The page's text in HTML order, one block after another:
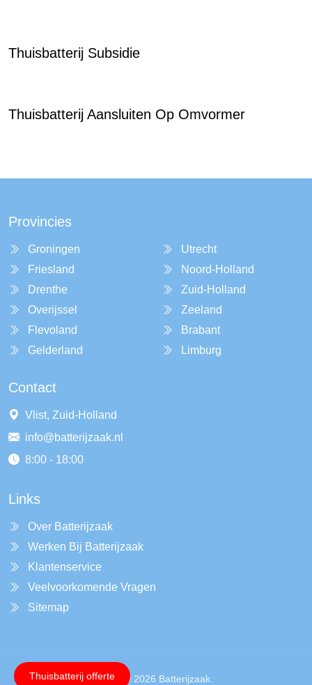
Thuisbatterij Subsidie
Thuisbatterij Aansluiten Op Omvormer
Provincies
Groningen
Friesland
Drenthe
Overijssel
Flevoland
Gelderland
Utrecht
Noord-Holland
Zuid-Holland
Zeeland
Brabant
Limburg
Contact
Vlist, Zuid-Holland
info@batterijzaak.nl
8:00 - 18:00
Links
Over Batterijzaak
Werken Bij Batterijzaak
Klantenservice
Veelvoorkomende Vragen
Sitemap
Copyright © 2026 Batterijzaak.
Thuisbatterij offerte